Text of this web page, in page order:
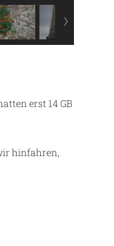
erst 14 GB
hinfahren,